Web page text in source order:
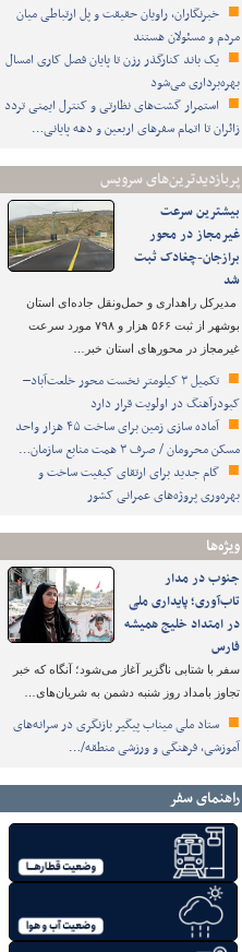
خبرنگاران، راویان حقیقت و پل ارتباطی میان
مردم و مسئولان هستند
یک باند کنارگذر رزن تا پایان فصل کاری امسال
بهره‌برداری می‌شود
استمرار گشت‌های نظارتی و کنترل ایمنی تردد
زائران تا اتمام سفرهای اربعین و دهه پایانی…
پربازدیدترین‌های سرویس
بیشترین سرعت
غیرمجاز در محور
برازجان-چغادک ثبت
شد
مدیرکل راهداری و حمل‌ونقل جاده‌ای استان
بوشهر از ثبت ۵۶۶ هزار و ۷۹۸ مورد سرعت
غیرمجاز در محورهای استان خبر…
تکمیل ۳ کیلومتر نخست محور خلعت‌آباد–
کبودرآهنگ در اولویت قرار دارد
آماده سازی زمین برای ساخت ۴۵ هزار واحد
مسکن محرومان / صرف ۳ همت منابع سازمان…
گام جدید برای ارتقای کیفیت ساخت و
بهره‌وری پروژه‌های عمرانی کشور
ویژه‌ها
جنوب در مدار
تاب‌آوری؛ پایداری ملی
در امتداد خلیج همیشه
فارس
سفر با شتابی ناگزیر آغاز می‌شود؛ آنگاه که خبر
تجاوز بامداد روز شنبه دشمن به شریان‌های…
ستاد ملی میناب پیگیر بازنگری در سرانه‌های
آموزشی، فرهنگی و ورزشی منطقه/…
راهنمای سفر